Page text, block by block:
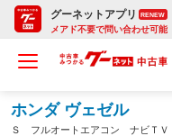
グーネットアプリ RENEW
メアド不要で問い合わせ可能
ホンダ ヴェゼル
Ｓ フルオートエアコン ナビＴ